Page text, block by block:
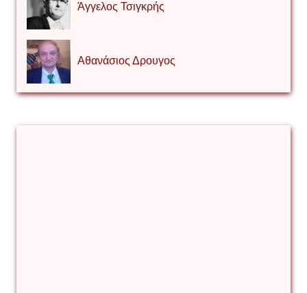
Άγγελος Τσιγκρής
Αθανάσιος Δρουγος